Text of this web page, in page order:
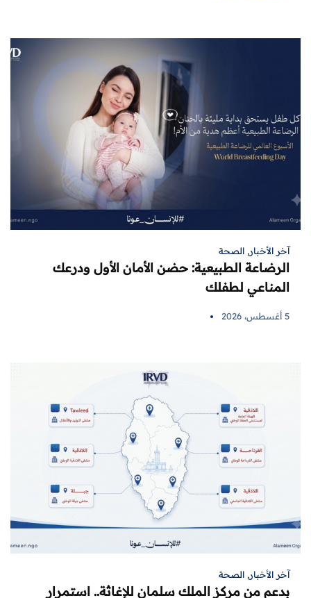
آخر الأخبار, الصحة
الرضاعة الطبيعية: حضن الأمان الأول ودرعك
المناعي لطفلك
5 أغسطس، 2026
آخر الأخبار, الصحة
بدعم من مركز الملك سلمان للإغاثة.. استمرار